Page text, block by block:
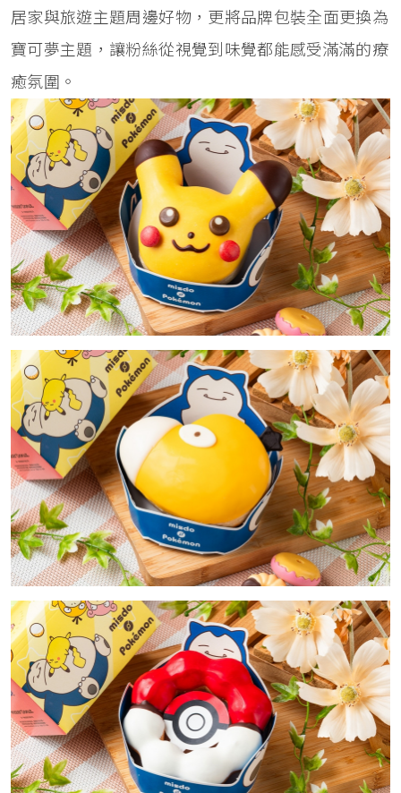
居家與旅遊主題周邊好物，更將品牌包裝全面更換為
寶可夢主題，讓粉絲從視覺到味覺都能感受滿滿的療
癒氛圍。